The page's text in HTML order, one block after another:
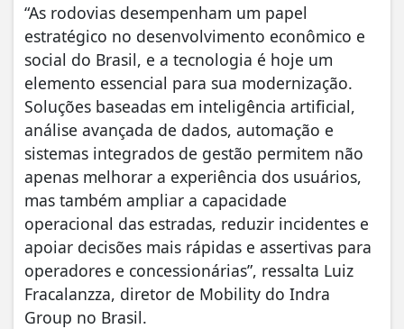
“As rodovias desempenham um papel
estratégico no desenvolvimento econômico e
social do Brasil, e a tecnologia é hoje um
elemento essencial para sua modernização.
Soluções baseadas em inteligência artificial,
análise avançada de dados, automação e
sistemas integrados de gestão permitem não
apenas melhorar a experiência dos usuários,
mas também ampliar a capacidade
operacional das estradas, reduzir incidentes e
apoiar decisões mais rápidas e assertivas para
operadores e concessionárias”, ressalta Luiz
Fracalanzza, diretor de Mobility do Indra
Group no Brasil.